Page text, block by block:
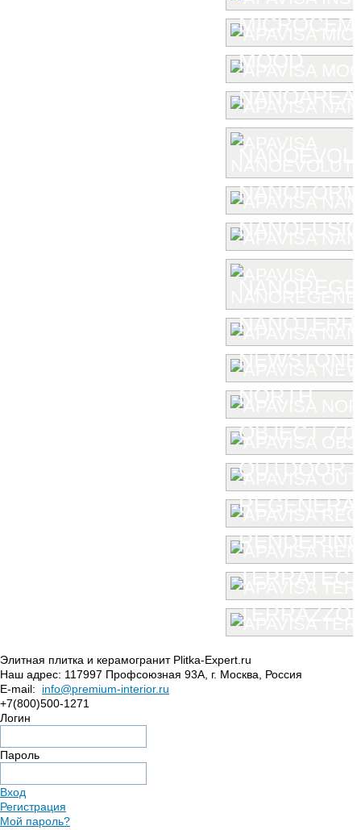
MOOD
NANOAREA
NEWSTONE
NORTH
OBJECT 7.0
OUTDOOR
TERRATEC
TERRAZZO
Элитная плитка и керамогранит Plitka-Expert.ru
Наш адрес: 117997 Профсоюзная 93А г. Москва
Россия
E-mail:
info@premium-interior.ru
+7(800)500-1271
Логин
Пароль
Вход
Регистрация
Мой пароль?